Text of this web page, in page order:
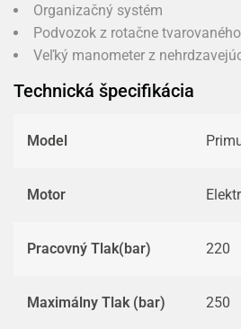
Organizačný systém
Podvozok z rotačne
Veľký manometer z
Technická špecifikácia
Model
Motor
Pracovný Tlak(bar) 220
Maximálny Tlak (bar) 250